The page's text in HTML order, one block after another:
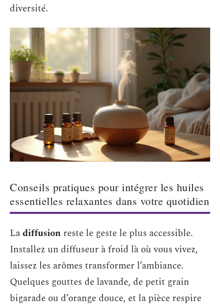
diversité.
Conseils pratiques pour intégrer les huiles
essentielles relaxantes dans votre quotidien
Ladiffusion reste le geste le plus accessible.
Installez un diffuseur à froid là où vous vivez,
laissez les arômes transformer l’ambiance.
Quelques gouttes de lavande, de petit grain
bigarade ou d’orange douce, et la pièce respire